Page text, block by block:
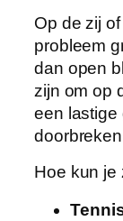
Op de zij
probleem
dan open
zijn om op
een lastige
Hoe kun je